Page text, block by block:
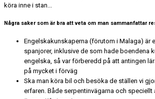
köra inne i stan...
Några saker som är bra att veta om man sammanfattar
Engelskakunskaperna (förutom i Malaga) är
spanjorer, inklusive de som hade boendena
engelska, så var förberedd på att antingen
på mycket i förväg
Ska man köra bil och besöka de ställen vi
erfaren. Både serpentinvägarna och speciellt